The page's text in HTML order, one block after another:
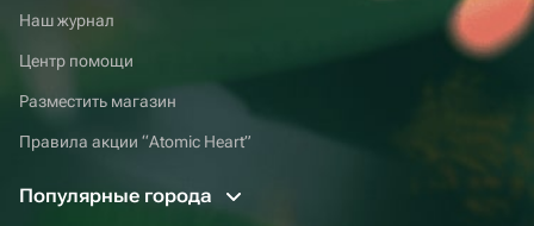
Наш журнал
Центр помощи
Разместить магазин
Правила акции “Atomic Heart”
Популярные города